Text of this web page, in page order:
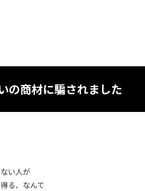
の商材に騙されました
い人が
る、なんて